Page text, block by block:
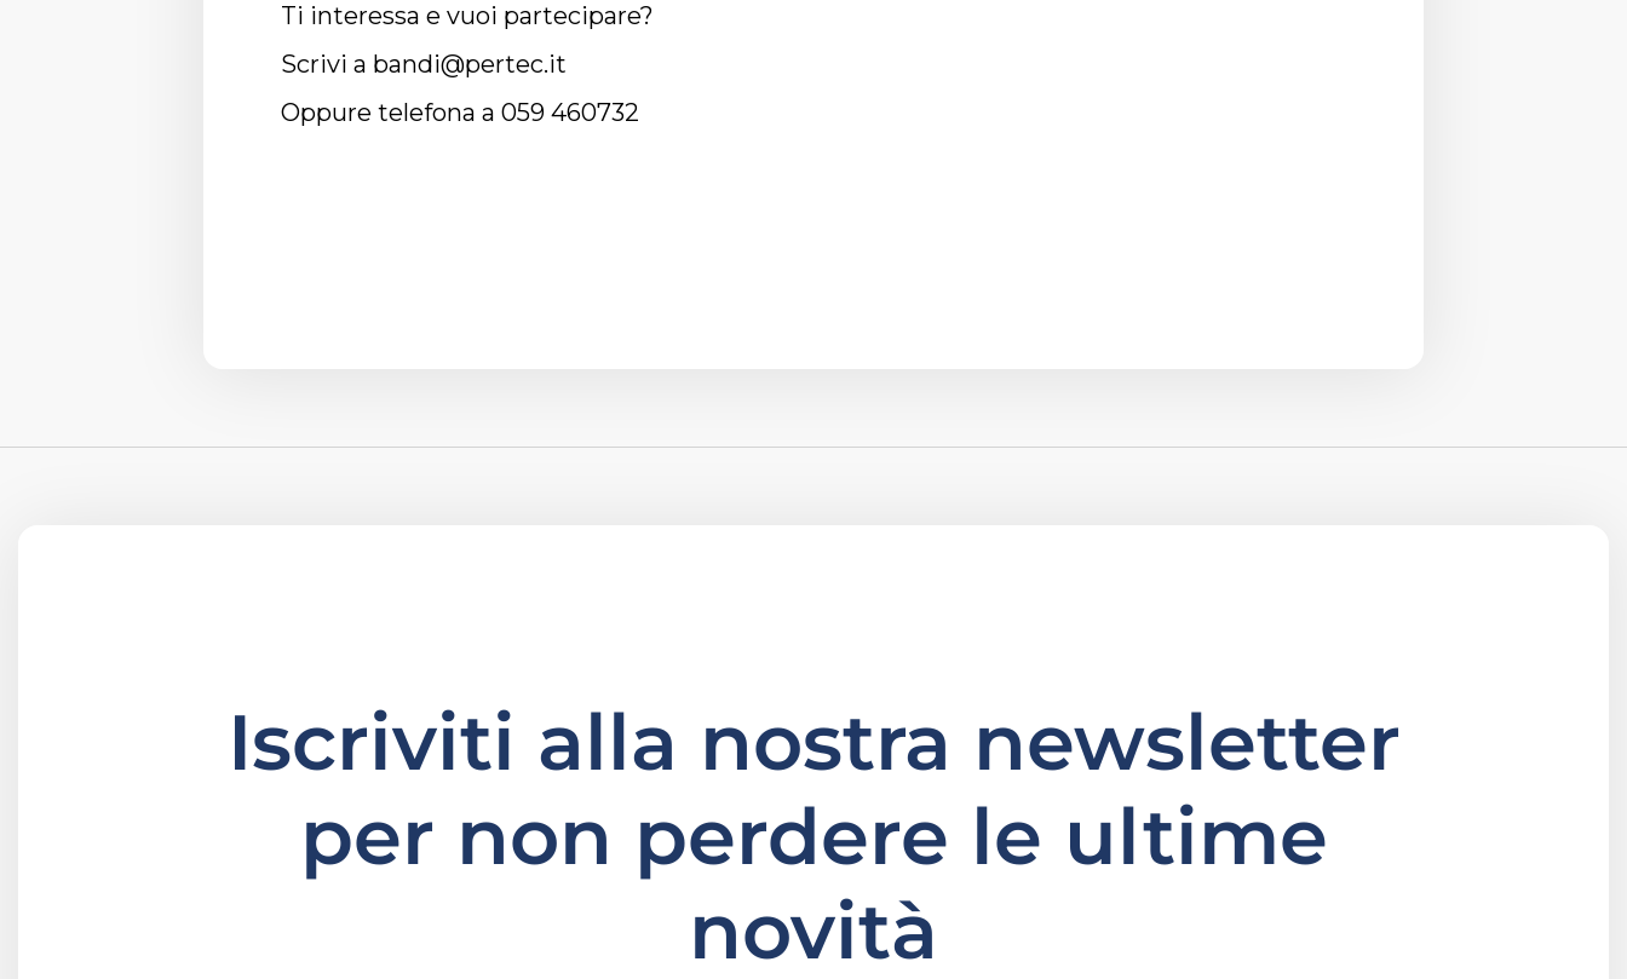
Ti interessa e vuoi partecipare?
Scrivi a bandi@pertec.it
Oppure telefona a 059 460732
Iscriviti alla nostra newsletter
per non perdere le ultime
novità